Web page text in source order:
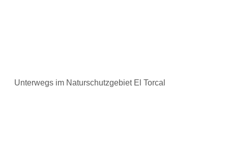
Unterwegs im Naturschutzgebiet El Torcal